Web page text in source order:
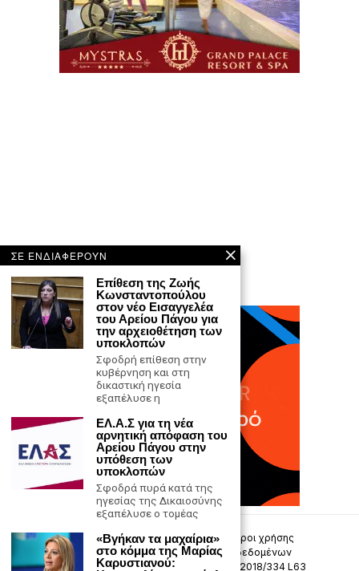
Επικοινωνία Πολιτική Απορρήτου
Όροι χρήσης
Πολιτική προστασίας προσωπικών δεδομένων
Δήλωση συμμόρφωσης -σύσταση (ΕΕ) 2018/334 L63
ΣΕ ΕΝΔΙΑΦΕΡΟΥΝ
Επίθεση της Ζωής
Κωνσταντοπούλου
στον νέο Εισαγγελέα
του Αρείου Πάγου για
την αρχειοθέτηση των
υποκλοπών
Σφοδρή επίθεση στην
κυβέρνηση και στη
δικαστική ηγεσία
εξαπέλυσε η
ΕΛ.Α.Σ για τη νέα
αρνητική απόφαση του
Αρείου Πάγου στην
υπόθεση των
υποκλοπών
Σφοδρά πυρά κατά της
ηγεσίας της Δικαιοσύνης
εξαπέλυσε ο τομέας
«Βγήκαν τα μαχαίρια»
στο κόμμα της Μαρίας
Καρυστιανού: